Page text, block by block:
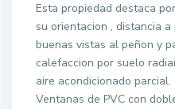
Esta propiedad destaca
su orientacion , distancia
buenas vistas al peñon y
calefaccion por suelo
aire acondicionado parcial.
Ventanas de PVC con